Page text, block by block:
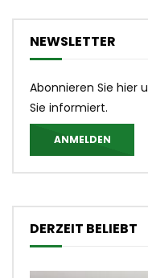
NEWSLETTER
Abonnieren Sie hier
Sie informiert.
ANMELDEN
DERZEIT BELIEBT